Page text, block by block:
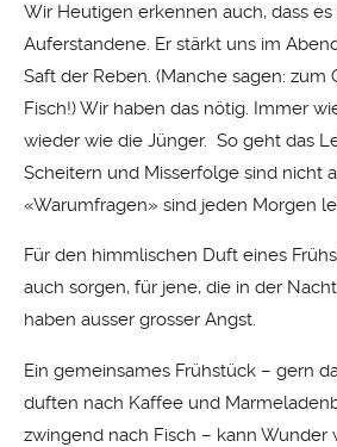
Wir Heutigen erkennen auch, dass es
Auferstandene. Er stärkt uns im
Saft der Reben. (Manche sagen: zum
Fisch!) Wir haben das nötig. Immer
wieder wie die Jünger. So geht das
Scheitern und Misserfolge sind nicht
«Warumfragen» sind jeden Morgen
Für den himmlischen Duft eines
auch sorgen, für jene, die in der
haben ausser grosser Angst.
Ein gemeinsames Frühstück – gern
duften nach Kaffee und
zwingend nach Fisch – kann Wunder